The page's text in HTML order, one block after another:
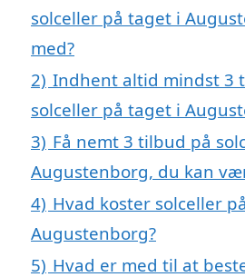
solceller på taget i
med?
2) Indhent altid mindst 3
solceller på taget i
3) Få nemt 3 tilbud på
Augustenborg, du kan
4) Hvad koster solceller
Augustenborg?
5) Hvad er med til at